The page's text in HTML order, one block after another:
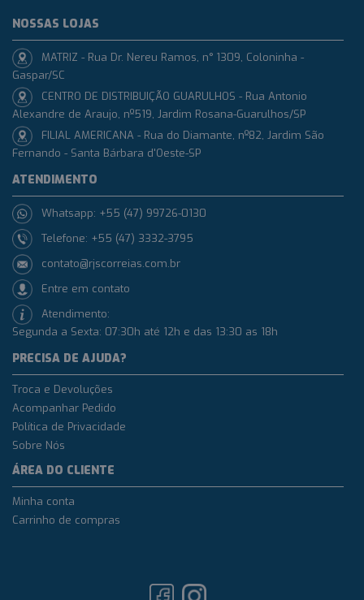
NOSSAS LOJAS
MATRIZ - Rua Dr. Nereu Ramos, n° 1309, Coloninha -
Gaspar/SC
CENTRO DE DISTRIBUIÇÃO GUARULHOS - Rua Antonio
Alexandre de Araujo, nº519, Jardim Rosana-Guarulhos/SP
FILIAL AMERICANA - Rua do Diamante, nº82, Jardim São
Fernando - Santa Bárbara d'Oeste-SP
ATENDIMENTO
Whatsapp: +55 (47) 99726-0130
Telefone: +55 (47) 3332-3795
contato@rjscorreias.com.br
Entre em contato
Atendimento:
Segunda a Sexta: 07:30h até 12h e das 13:30 as 18h
PRECISA DE AJUDA?
Troca e Devoluções
Acompanhar Pedido
Política de Privacidade
Sobre Nós
ÁREA DO CLIENTE
Minha conta
Carrinho de compras